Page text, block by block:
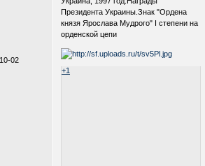
02
Президента Украины.Знак "Ордена
князя Ярослава Мудрого" I степени на
орденской цепи
+1